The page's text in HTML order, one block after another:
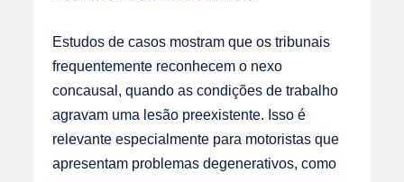
Estudos de casos mostram que os tribunais
frequentemente reconhecem o nexo
concausal, quando as condições de trabalho
agravam uma lesão preexistente. Isso é
relevante especialmente para motoristas que
apresentam problemas degenerativos, como